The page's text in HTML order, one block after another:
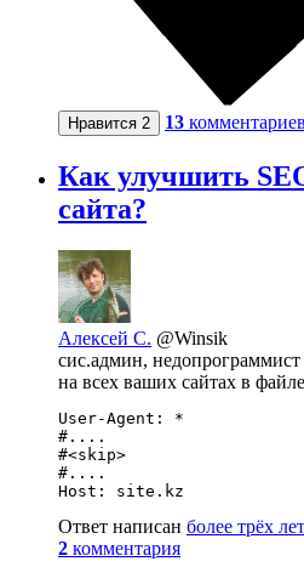
Нравится 2 13 комментариев
Как улучшить
сайта?
Алексей С. @Winsik
сис.админ, недопрограммист
на всех ваших сайтах в
User-Agent: *
#....
#<skip>
#....
Host: site.kz
Ответ написан более трёх
2 комментария